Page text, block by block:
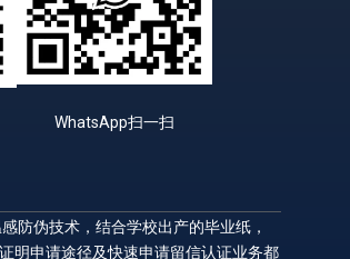
WhatsApp扫一扫
防伪技术，结合学校出产的毕业纸，
明申请途径及快速申请留信认证业务都